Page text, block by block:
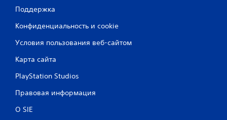
Поддержка
Конфиденциальность и cookie
Условия пользования веб-сайтом
Карта сайта
PlayStation Studios
Правовая информация
О SIE